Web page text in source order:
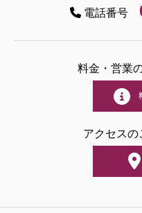
電話番号
料金・営業
アクセスの